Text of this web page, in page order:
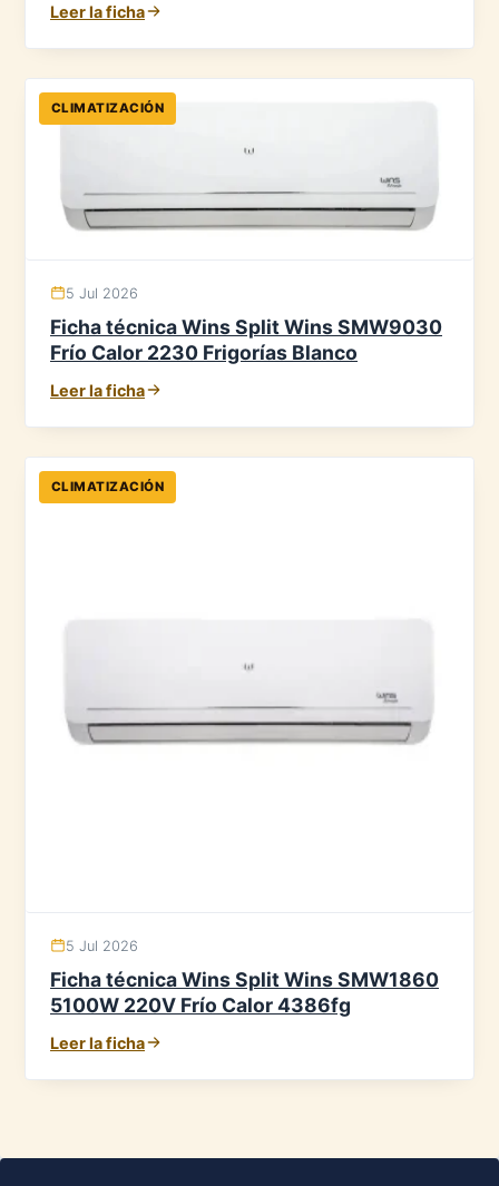
Leer la ficha
CLIMATIZACIÓN
5 Jul 2026
Ficha técnica Wins Split Wins SMW9030
Frío Calor 2230 Frigorías Blanco
Leer la ficha
CLIMATIZACIÓN
5 Jul 2026
Ficha técnica Wins Split Wins SMW1860
5100W 220V Frío Calor 4386fg
Leer la ficha